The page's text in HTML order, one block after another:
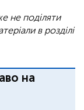
не поділяти
в розділі
на